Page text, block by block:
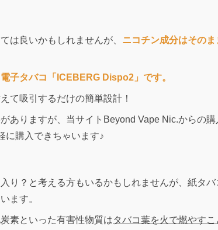
は良いかもしれませんが、 ニコチン成分はそのま
子タバコ「ICEBERG Dispo2」です。
て吸引するだけの簡単設計！
ありますが、当サイトBeyond Vape Nic.からの購
に購入できちゃいます♪
り？と考える方もいるかもしれませんが、紙タバ
ます。
素といった有害性物質はタバコ葉を火で燃やす